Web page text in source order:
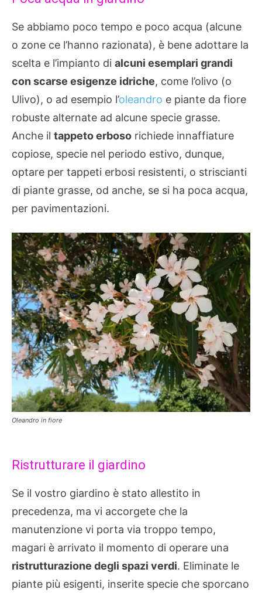
Se abbiamo poco tempo e poco acqua (alcune
o zone ce l’hanno razionata), è bene adottare la
scelta e l’impianto di alcuni esemplari grandi
con scarse esigenze idriche, come l’olivo (o
Ulivo), o ad esempio l’oleandro e piante da fiore
robuste alternate ad alcune specie grasse.
Anche il tappeto erboso richiede innaffiature
copiose, specie nel periodo estivo, dunque,
optare per tappeti erbosi resistenti, o striscianti
di piante grasse, od anche, se si ha poca acqua,
per pavimentazioni.
Oleandro in fiore
Ristrutturare il giardino
Se il vostro giardino è stato allestito in
precedenza, ma vi accorgete che la
manutenzione vi porta via troppo tempo,
magari è arrivato il momento di operare una
ristrutturazione degli spazi verdi. Eliminate le
piante più esigenti, inserite specie che sporcano